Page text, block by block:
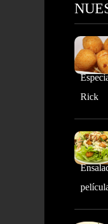
Rick